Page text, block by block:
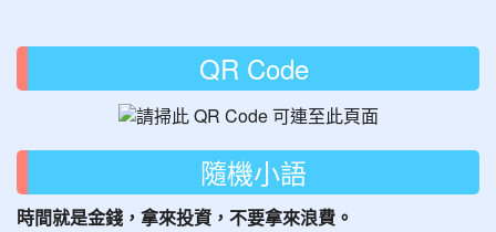
QR Code
隨機小語
時間就是金錢，拿來投資，不要拿來浪費。